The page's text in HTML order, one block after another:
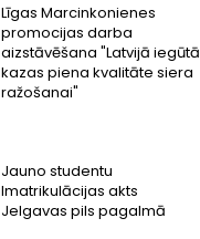
Līgas Marcinkonienes
promocijas darba
aizstāvēšana "Latvijā iegūtā
kazas piena kvalitāte siera
ražošanai"
Jauno studentu
Imatrikulācijas akts
Jelgavas pils pagalmā